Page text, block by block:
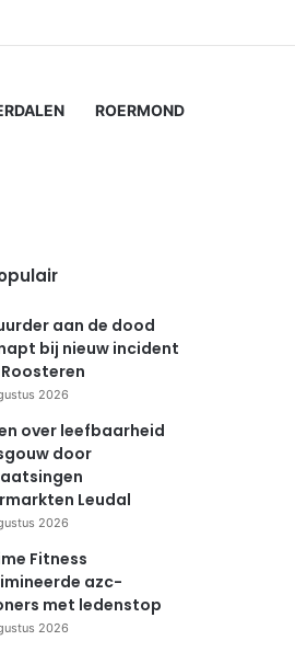
ROERMOND
aan de dood
bij nieuw incident
2026
over leefbaarheid
door
Leudal
2026
Fitness
azc-
met ledenstop
2026